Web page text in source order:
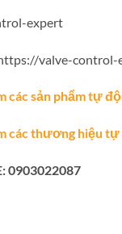
expert
valve-control-
các sản phẩm tự
các thương hiệu tự
0903022087